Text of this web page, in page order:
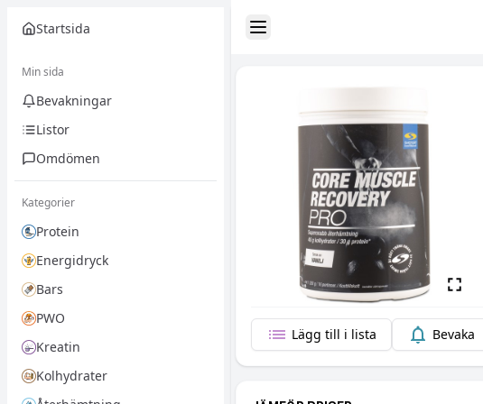
Startsida
Min sida
Bevakningar
Listor
Omdömen
Kategorier
Protein
Energidryck
Bars
PWO
Kreatin
Kolhydrater
Toggle Sidebar
Lägg till i lista Bevaka